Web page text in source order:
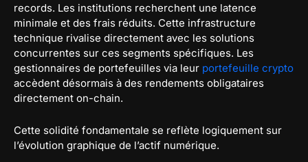
records. Les institutions recherchent une latence
minimale et des frais réduits. Cette infrastructure
technique rivalise directement avec les solutions
concurrentes sur ces segments spécifiques. Les
gestionnaires de portefeuilles via leur portefeuille crypto
accèdent désormais à des rendements obligataires
directement on-chain.
Cette solidité fondamentale se reflète logiquement sur
l’évolution graphique de l’actif numérique.